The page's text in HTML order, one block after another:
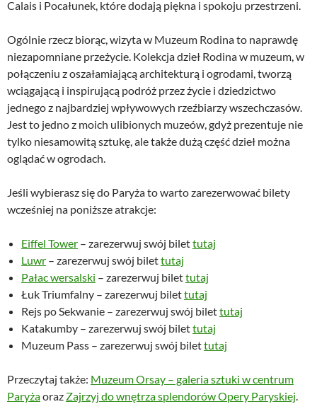
Calais i Pocałunek, które dodają piękna i spokoju przestrzeni.
Ogólnie rzecz biorąc, wizyta w Muzeum Rodina to naprawdę
niezapomniane przeżycie. Kolekcja dzieł Rodina w muzeum, w
połączeniu z oszałamiającą architekturą i ogrodami, tworzą
wciągającą i inspirującą podróż przez życie i dziedzictwo
jednego z najbardziej wpływowych rzeźbiarzy wszechczasów.
Jest to jedno z moich ulibionych muzeów, gdyż prezentuje nie
tylko niesamowitą sztukę, ale także dużą część dzieł można
oglądać w ogrodach.
Jeśli wybierasz się do Paryża to warto zarezerwować bilety
wcześniej na poniższe atrakcje:
Eiffel Tower – zarezerwuj swój bilettutaj
Luwr – zarezerwuj swój bilettutaj
Pałac wersalski – zarezerwuj bilettutaj
Łuk Triumfalny – zarezerwuj bilettutaj
Rejs po Sekwanie – zarezerwuj swój bilettutaj
Katakumby – zarezerwuj swój bilettutaj
Muzeum Pass – zarezerwuj swój bilettutaj
Przeczytaj także: Muzeum Orsay – galeria sztuki w centrum
Paryżaoraz Zajrzyj do wnętrza splendorów Opery Paryskiej